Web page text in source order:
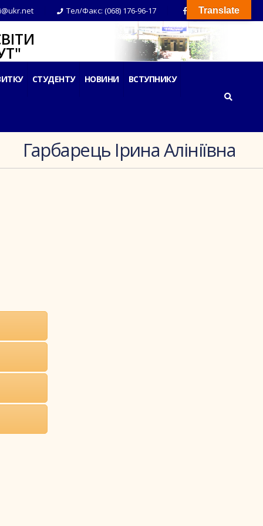
Тел/Факс: (068) 176-96-17
СТУДЕНТУ НОВИНИ ВСТУПНИКУ
Гарбарець Ірина Алініївна
Translate